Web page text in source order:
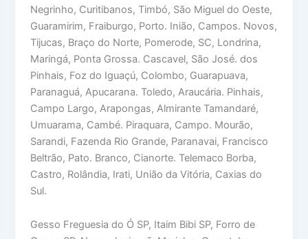
Negrinho, Curitibanos, Timbó, São Miguel do Oeste,
Guaramirim, Fraiburgo, Porto. Inião, Campos. Novos,
Tijucas, Braço do Norte, Pomerode, SC, Londrina,
Maringá, Ponta Grossa. Cascavel, São José. dos
Pinhais, Foz do Iguaçú, Colombo, Guarapuava,
Paranaguá, Apucarana. Toledo, Araucária. Pinhais,
Campo Largo, Arapongas, Almirante Tamandaré,
Umuarama, Cambé. Piraquara, Campo. Mourão,
Sarandi, Fazenda Rio Grande, Paranavai, Francisco
Beltrão, Pato. Branco, Cianorte. Telemaco Borba,
Castro, Rolândia, Irati, União da Vitória, Caxias do
Sul.
Gesso Freguesia do Ó SP, Itaim Bibi SP, Forro de